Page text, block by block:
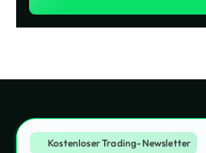
Kostenloser Trading-Newsletter